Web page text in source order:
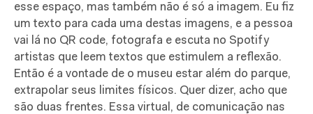
esse espaço, mas também não é só a imagem. Eu fiz
um texto para cada uma destas imagens, e a pessoa
vai lá no QR code, fotografa e escuta no Spotify
artistas que leem textos que estimulem a reflexão.
Então é a vontade de o museu estar além do parque,
extrapolar seus limites físicos. Quer dizer, acho que
são duas frentes. Essa virtual, de comunicação nas